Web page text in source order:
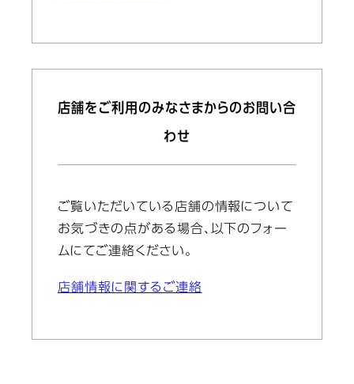
店舗をご利用のみなさまからのお問い合
わせ
ご覧いただいている店舗の情報について
お気づきの点がある場合、以下のフォー
ムにてご連絡ください。
店舗情報に関するご連絡